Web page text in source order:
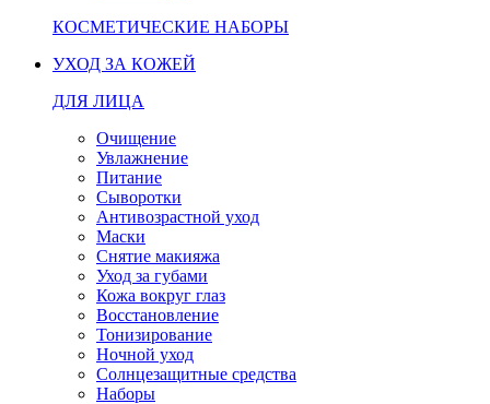
КОСМЕТИЧЕСКИЕ НАБОРЫ
УХОД ЗА КОЖЕЙ
ДЛЯ ЛИЦА
Очищение
Увлажнение
Питание
Сыворотки
Антивозрастной уход
Маски
Снятие макияжа
Уход за губами
Кожа вокруг глаз
Восстановление
Тонизирование
Ночной уход
Солнцезащитные средства
Наборы